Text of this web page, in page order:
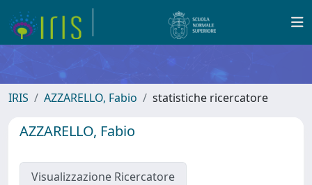
IRIS AZZARELLO, Fabio statistiche ricercatore
AZZARELLO, Fabio
Visualizzazione Ricercatore